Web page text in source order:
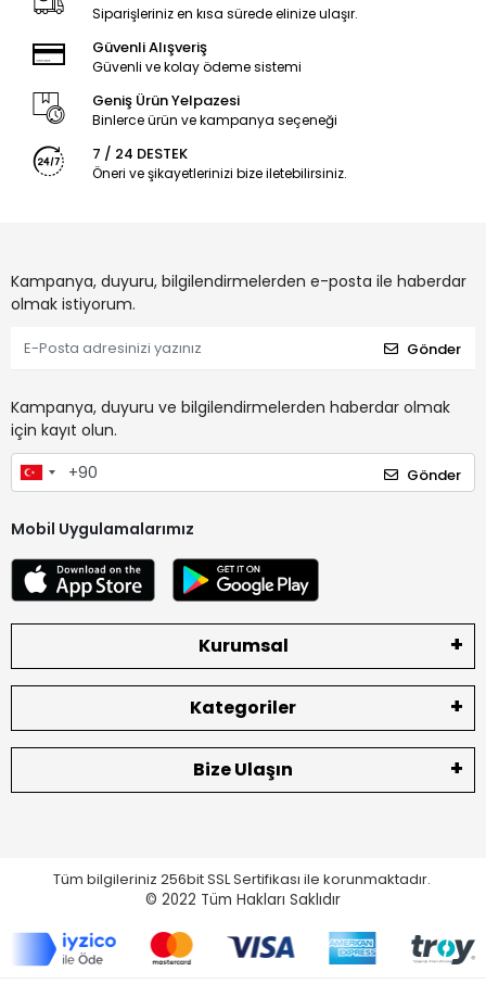
Siparişleriniz en kısa sürede elinize ulaşır.
Güvenli Alışveriş
Güvenli ve kolay ödeme sistemi
Geniş Ürün Yelpazesi
Binlerce ürün ve kampanya seçeneği
7 / 24 DESTEK
Öneri ve şikayetlerinizi bize iletebilirsiniz.
Kampanya, duyuru, bilgilendirmelerden e-posta ile haberdar
olmak istiyorum.
Gönder
Kampanya, duyuru ve bilgilendirmelerden haberdar olmak
için kayıt olun.
Gönder
Mobil Uygulamalarımız
Kurumsal
Kategoriler
Bize Ulaşın
Tüm bilgileriniz 256bit SSL Sertifikası ile korunmaktadır.
© 2022 Tüm Hakları Saklıdır